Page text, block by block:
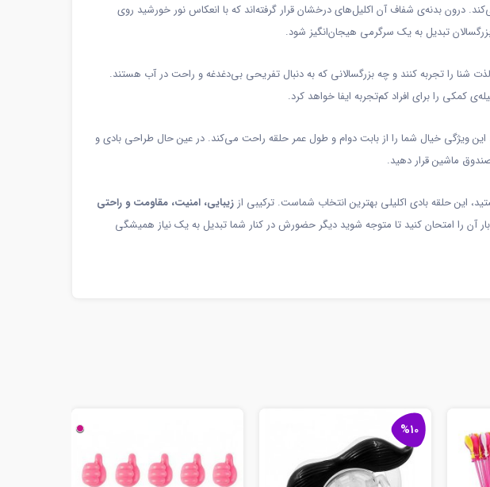
درون بدنه‌ی شفاف آن اکلیل‌های درخشان قرار گرفته‌اند که با انعکاس نور خورشید روی
تبدیل به یک سرگرمی هیجان‌انگیز شود.
شنا را تجربه کنند و چه بزرگسالانی که به دنبال تفریحی بی‌دغدغه و راحت در آب هستند.
کمکی را برای افراد کم‌تجربه ایفا خواهد کرد.
ویژگی خیال شما را از بابت دوام و طول عمر حلقه راحت می‌کند. در عین حال طراحی بادی و
ماشین قرار دهید.
این حلقه بادی اکلیلی بهترین انتخاب شماست. ترکیبی اززیبایی، امنیت، مقاومت و راحتی
را امتحان کنید تا متوجه شوید دیگر حضورش در کنار شما تبدیل به یک نیاز همیشگی
%10